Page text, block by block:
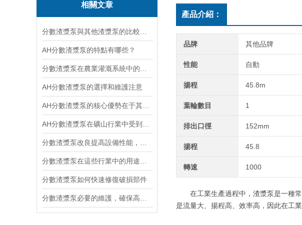
相關文章
AH分數渣漿泵的特點有哪些？
AH分數渣漿泵的選擇和維護注意
分數渣漿泵如何快速修復破損部件
產品介紹：
品牌 其他品牌
性能 自動
揚程 45.8m
葉輪數目 1
排出口徑 152mm
揚程 45.8
轉速 1000
在工業生產過程中，渣漿泵是一種常
是流量大、揚程高、效率高，因此在工